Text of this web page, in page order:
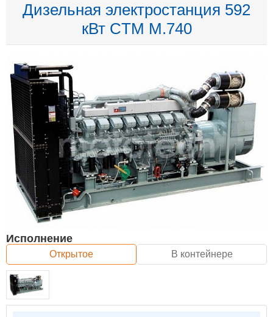
Дизельная электростанция 592
кВт CTM M.740
Исполнение
Открытое В контейнере